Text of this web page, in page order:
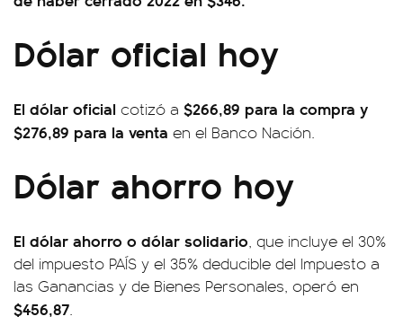
Dólar oficial hoy
El dólar oficial cotizó a $266,89 para la compra y
$276,89 para la venta en el Banco Nación.
Dólar ahorro hoy
El dólar ahorro o dólar solidario, que incluye el 30%
del impuesto PAÍS y el 35% deducible del Impuesto a
las Ganancias y de Bienes Personales, operó en
$456,87.